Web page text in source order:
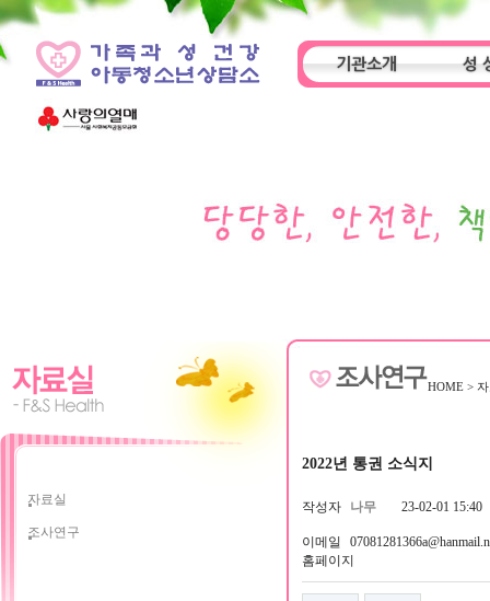
기관소개 성
자료실
조사연구
HOME >
2022년 통권 소식지
작성자 나무 23-02-01 15:40
이메일
홈페이지